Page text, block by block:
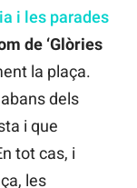
i les parades
de ‘Glòries
la plaça.
dels
i que
tot cas, i
les